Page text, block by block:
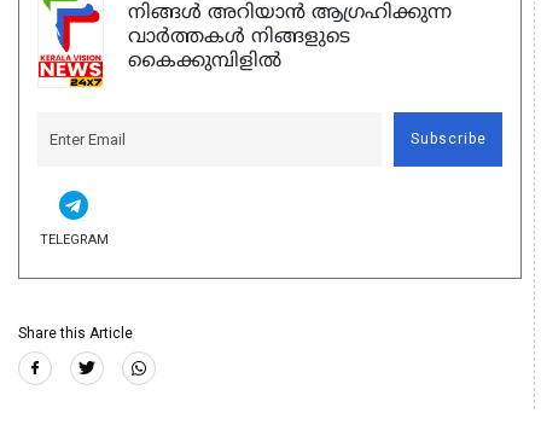
നിങ്ങൾ അറിയാൻ ആഗ്രഹിക്കുന്ന
വാർത്തകൾ നിങ്ങളുടെ
കൈക്കുമ്പിളിൽ
Subscribe
TELEGRAM
Share this Article